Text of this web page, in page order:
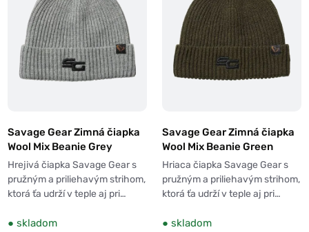
Savage Gear Zimná čiapka
Wool Mix Beanie Grey
Hrejivá čiapka Savage Gear s
pružným a priliehavým strihom,
ktorá ťa udrží v teple aj pri…
● skladom
Savage Gear Zimná čiapka
Wool Mix Beanie Green
Hriaca čiapka Savage Gear s
pružným a priliehavým strihom,
ktorá ťa udrží v teple aj pri…
● skladom